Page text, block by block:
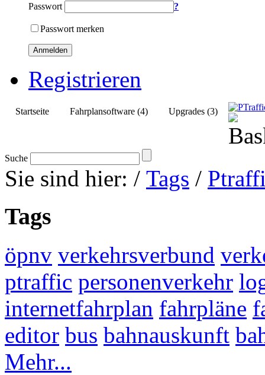
Passwort ?
Passwort merken
Anmelden
Registrieren
Startseite Fahrplansoftware (4) Upgrades (3)
Suche
Sie sind hier: / Tags /
Tags
öpnv verkehrsverbund
ptraffic personenverkehr
internetfahrplan fahrpläne
editor bus bahnauskunft
Mehr...